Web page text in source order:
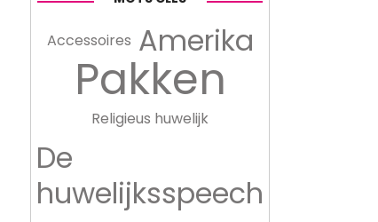
Accessoires Amerika
Pakken
Religieus huwelijk
De
huwelijksspeech